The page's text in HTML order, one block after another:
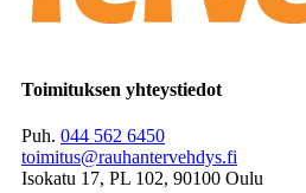
Toimituksen yhteystiedot
Puh. 044 562 6450
toimitus@rauhantervehdys.fi
Isokatu 17, PL 102, 90100 Oulu